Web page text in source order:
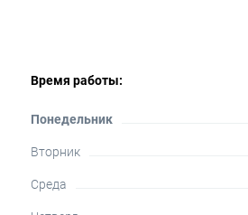
Время работы:
Понедельник
Вторник
Среда